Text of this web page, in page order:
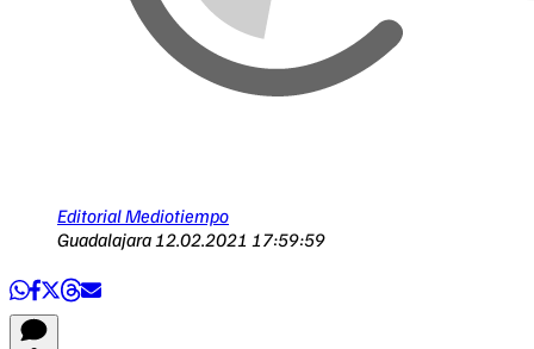
Editorial Mediotiempo
Guadalajara 12.02.2021 17:59:59